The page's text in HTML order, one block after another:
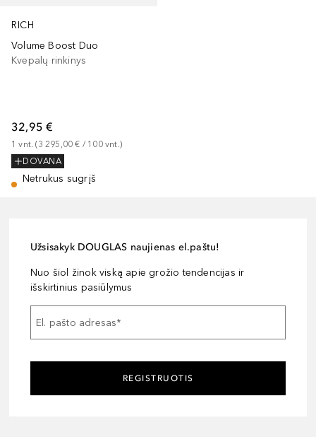
RICH
Volume Boost Duo
Kvepalų rinkinys
32,95 €
1 vnt. (3 295,00 € / 100 vnt.)
DOVANA
Netrukus sugrįš
Užsisakyk DOUGLAS naujienas el.paštu!
Nuo šiol žinok viską apie grožio tendencijas ir
išskirtinius pasiūlymus
El. pašto adresas*
REGISTRUOTIS